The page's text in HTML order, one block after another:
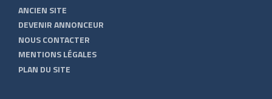
ANCIEN SITE
DEVENIR ANNONCEUR
NOUS CONTACTER
MENTIONS LÉGALES
PLAN DU SITE